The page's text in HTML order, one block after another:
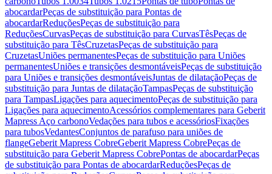
abocardarPeças de substituição para Pontas de
abocardarReduçõesPeças de substituição para
ReduçõesCurvasPeças de substituição para CurvasTêsPeças de
substituição para TêsCruzetasPeças de substituição para
CruzetasUniões permanentesPeças de substituição para Uniões
permanentesUniões e transições desmontáveisPeças de substituição
para Uniões e transições desmontáveisJuntas de dilataçãoPeças de
substituição para Juntas de dilataçãoTampasPeças de substituição
para TampasLigações para aquecimentoPeças de substituição para
Ligações para aquecimentoAcessórios complementares para Geberit
Mapress Aço carbonoVedações para tubos e acessóriosFixações
para tubosVedantesConjuntos de parafuso para uniões de
flangeGeberit Mapress CobreGeberit Mapress CobrePeças de
substituição para Geberit Mapress CobrePontas de abocardarPeças
de substituição para Pontas de abocardarReduçõesPeças de